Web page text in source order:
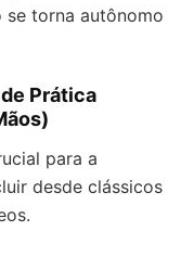
se torna autônomo
Prática
para a
desde clássicos